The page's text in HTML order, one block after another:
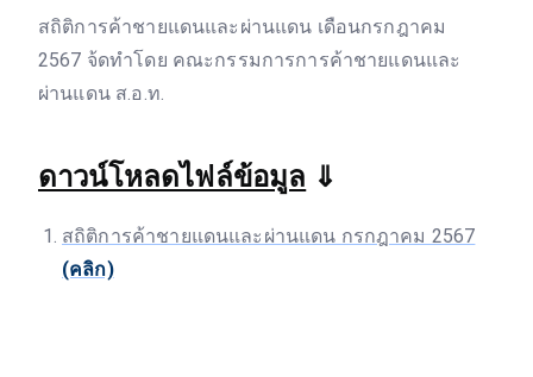
สถิติการค้าชายแดนและผ่านแดน เดือนกรกฎาคม
2567 จ้ดทำโดย คณะกรรมการการค้าชายแดนและ
ผ่านแดน ส.อ.ท.
ดาวน์โหลดไฟล์ข้อมูล ⇓
สถิติการค้าชายแดนและผ่านแดน กรกฎาคม 2567
(คลิก)